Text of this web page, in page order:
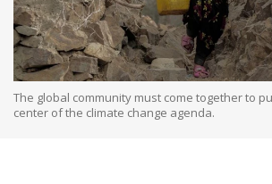
The global community must come together to
center of the climate change agenda.